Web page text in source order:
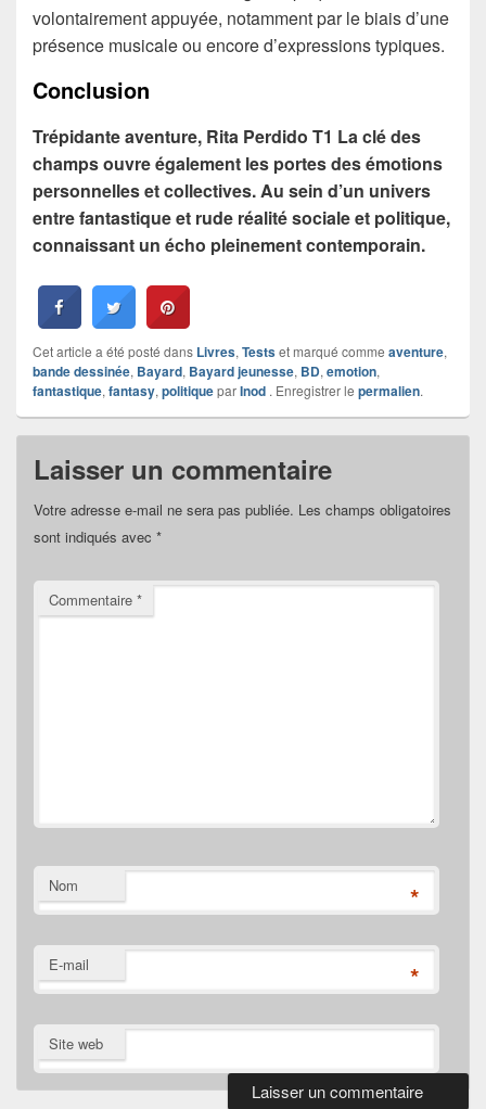
volontairement appuyée, notamment par le biais d’une
présence musicale ou encore d’expressions typiques.
Conclusion
Trépidante aventure, Rita Perdido T1 La clé des
champs ouvre également les portes des émotions
personnelles et collectives. Au sein d’un univers
entre fantastique et rude réalité sociale et politique,
connaissant un écho pleinement contemporain.
Cet article a été posté dans Livres, Testset marqué comme aventure,
bande dessinée, Bayard, Bayard jeunesse, BD, emotion,
fantastique, fantasy, politiqueparInod . Enregistrer le permalien.
Laisser un commentaire
Votre adresse e-mail ne sera pas publiée. Les champs obligatoires
sont indiqués avec *
Commentaire *
Nom *
E-mail *
Site web